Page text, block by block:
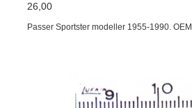
26,00
Passer Sportster modeller 1955-1990.